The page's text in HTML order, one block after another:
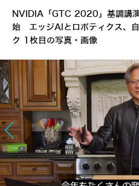
NVIDIA「GTC 2020」基調講
始 エッジAIとロボティクス、
ク 1枚目の写真・画像